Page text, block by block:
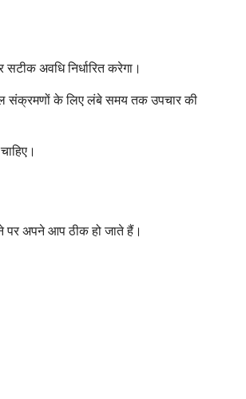
अवधि निर्धारित करेगा।
संक्रमणों के लिए लंबे समय तक उपचार की
पर अपने आप ठीक हो जाते हैं।